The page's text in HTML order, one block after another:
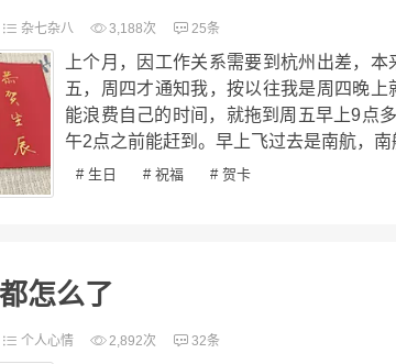
杂七杂八 3,188次 25条
上个月，因工作关系需要到杭州出差，
五，周四才通知我，按以往我是周四晚
能浪费自己的时间，就拖到周五早上9点
午2点之前能赶到。早上飞过去是南航，
# 生日 # 祝福 # 贺卡
怎么了
个人心情 2,892次 32条